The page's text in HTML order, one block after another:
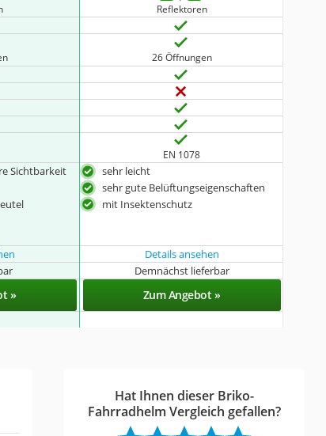
Reflektoren
26 Öffnungen
EN 1078
Sichtbarkeit
sehr leicht
sehr gute Belüftungseigenschaften
mit Insektenschutz
Details ansehen
Demnächst lieferbar
» Zum Angebot »
Hat Ihnen dieser Briko-
Fahrradhelm Vergleich gefallen?